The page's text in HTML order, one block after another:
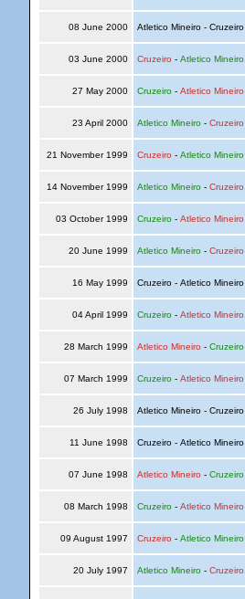
08 June 2000 Atletico Mineiro - Cruzeiro
03 June 2000 Cruzeiro - Atletico Mineiro
27 May 2000 Cruzeiro- Atletico Mineiro
23 April 2000 Atletico Mineiro- Cruzeiro
21 November 1999 Cruzeiro - Atletico Mineiro
14 November 1999 Atletico Mineiro- Cruzeiro
03 October 1999 Cruzeiro- Atletico Mineiro
20 June 1999 Atletico Mineiro- Cruzeiro
16 May 1999 Cruzeiro - Atletico Mineiro
04 April 1999 Cruzeiro- Atletico Mineiro
28 March 1999 Atletico Mineiro - Cruzeiro
07 March 1999 Cruzeiro- Atletico Mineiro
26 July 1998 Atletico Mineiro - Cruzeiro
11 June 1998 Cruzeiro - Atletico Mineiro
07 June 1998 Atletico Mineiro - Cruzeiro
08 March 1998 Cruzeiro- Atletico Mineiro
09 August 1997 Cruzeiro - Atletico Mineiro
20 July 1997 Atletico Mineiro- Cruzeiro